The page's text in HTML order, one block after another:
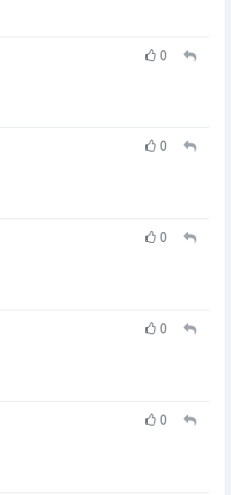
0
0
0
0
0